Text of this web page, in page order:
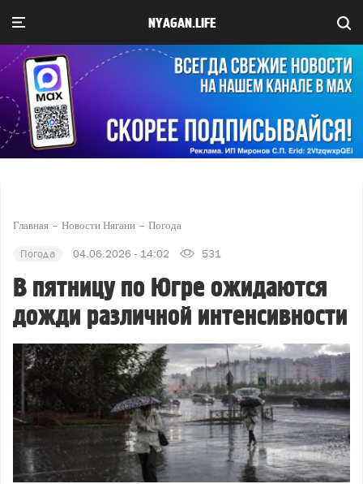
NYAGAN.LIFE
Главная Новости Нягани Погода
Погода 04.06.2026 - 14:02 531
В пятницу по Югре ожидаются
дожди различной интенсивности